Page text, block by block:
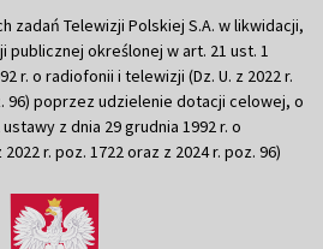
zadań Telewizji Polskiej S.A. w likwidacji,
publicznej określonej w art. 21 ust. 1
r. o radiofonii i telewizji (Dz. U. z 2022 r.
96) poprzez udzielenie dotacji celowej, o
z dnia 29 grudnia 1992 r. o
r. poz. 1722 oraz z 2024 r. poz. 96)